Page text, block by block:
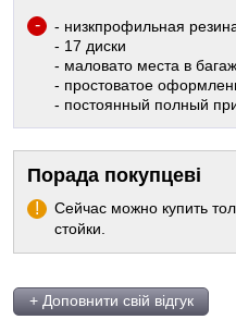
- низкпрофильная
- 17 диски
- маловато места в
- простоватое
- постоянный полный
Порада покупцеві
Сейчас можно купить
стойки.
+ Доповнити свій відгук